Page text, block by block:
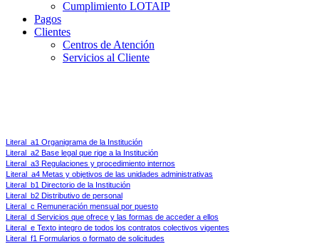
Cumplimiento LOTAIP
Pagos
Clientes
Centros de Atención
Servicios al Cliente
Literal_a1 Organigrama de la Institución
Literal_a2 Base legal que rige a la Institución
Literal_a3 Regulaciones y procedimiento internos
Literal_a4 Metas y objetivos de las unidades administrativas
Literal_b1 Directorio de la Institución
Literal_b2 Distributivo de personal
Literal_c Remuneración mensual por puesto
Literal_d Servicios que ofrece y las formas de acceder a ellos
Literal_e Texto integro de todos los contratos colectivos vigentes
Literal_f1 Formularios o formato de solicitudes